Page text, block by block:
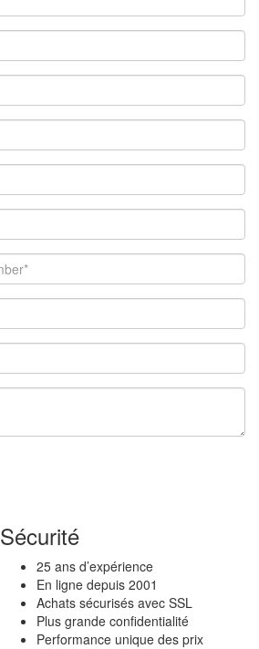
Sécurité
25 ans d’expérience
En ligne depuis 2001
Achats sécurisés avec SSL
Plus grande confidentialité
Performance unique des prix